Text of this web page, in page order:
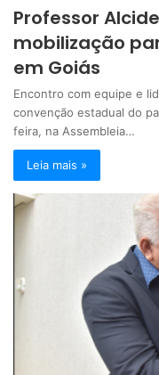
Professor
mobilização
em Goiás
Encontro com equipe e
convenção estadual do
feira, na Assembleia…
Leia mais »